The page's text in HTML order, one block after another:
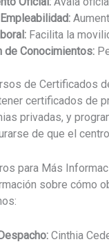
Facilita la
de Conocimientos:
de Certificados
certificados de
privadas, y
de que el
para Más
sobre cómo
Cinthia